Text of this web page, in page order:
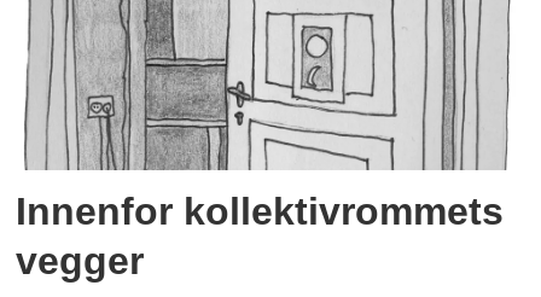
Innenfor kollektivrommets
vegger